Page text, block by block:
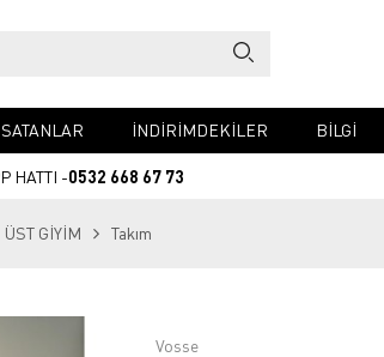
İNDİRİMDEKİLER BİLGİ
HATTI -0532 668 67 73
ÜST GİYİM Takım
Vosse